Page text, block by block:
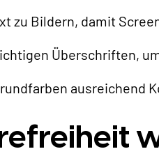
zu Bildern, damit
Überschriften,
ausreichend